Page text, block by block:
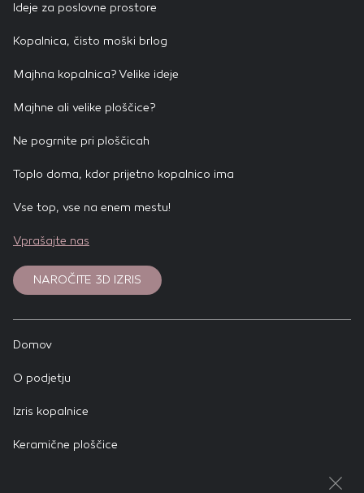
Ideje za poslovne prostore
Kopalnica, čisto moški brlog
Majhna kopalnica? Velike ideje
Majhne ali velike ploščice?
Ne pogrnite pri ploščicah
Toplo doma, kdor prijetno kopalnico ima
Vse top, vse na enem mestu!
Vprašajte nas
NAROČITE 3D IZRIS
Domov
O podjetju
Izris kopalnice
Keramične ploščice